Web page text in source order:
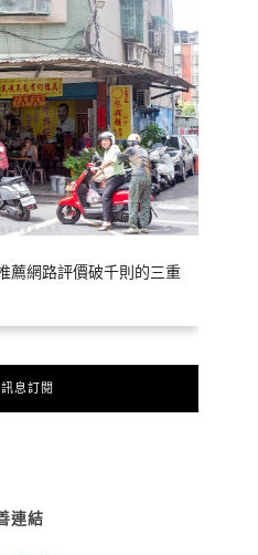
薦網路評價破千則的三重
息訂閱
連結